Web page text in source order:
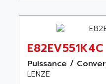
E82EV551K4C
Puissance /
LENZE